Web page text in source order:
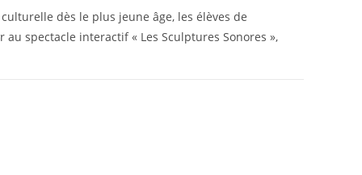
dès le plus jeune âge, les élèves de
au spectacle interactif « Les Sculptures Sonores »,